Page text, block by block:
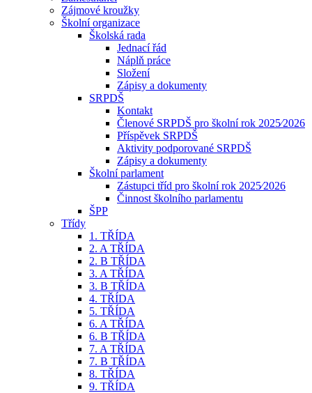
Zájmové kroužky
Školní organizace
Školská rada
Jednací řád
Náplň práce
Složení
Zápisy a dokumenty
SRPDŠ
Kontakt
Členové SRPDŠ pro školní rok 2025⁄2026
Příspěvek SRPDŠ
Aktivity podporované SRPDŠ
Zápisy a dokumenty
Školní parlament
Zástupci tříd pro školní rok 2025⁄2026
Činnost školního parlamentu
ŠPP
Třídy
1. TŘÍDA
2. A TŘÍDA
2. B TŘÍDA
3. A TŘÍDA
3. B TŘÍDA
4. TŘÍDA
5. TŘÍDA
6. A TŘÍDA
6. B TŘÍDA
7. A TŘÍDA
7. B TŘÍDA
8. TŘÍDA
9. TŘÍDA